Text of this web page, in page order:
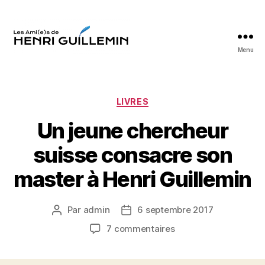
Menu
Catégories
LIVRES
Un jeune chercheur
suisse consacre son
master à Henri Guillemin
Auteur
Par admin
Date6 septembre 2017
7 commentairessur